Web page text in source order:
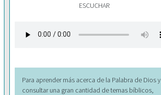
ESCUCHAR
Para aprender más acerca de la Palabra de Dios y
consultar una gran cantidad de temas bíblicos,